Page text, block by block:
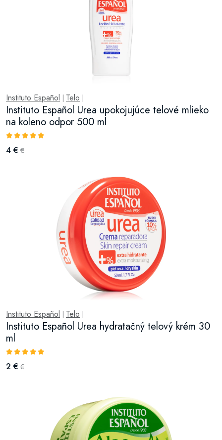
Instituto Español Telo
Instituto Español Urea upokojujúce telové mlieko
na koleno odpor 500 ml
4 € €
Instituto Español Telo
Instituto Español Urea hydratačný telový krém 30
ml
2 € €